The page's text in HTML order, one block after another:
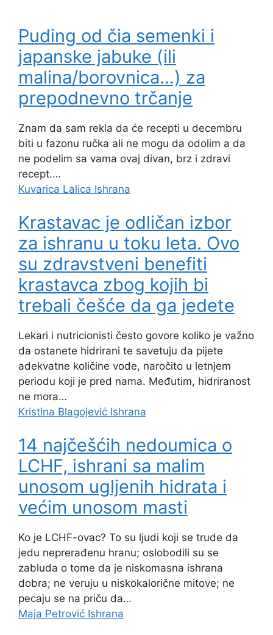
Puding od čia semenki i
japanske jabuke (ili
malina/borovnica…) za
prepodnevno trčanje
Znam da sam rekla da će recepti u decembru
biti u fazonu ručka ali ne mogu da odolim a da
ne podelim sa vama ovaj divan, brz i zdravi
recept.…
Kuvarica Lalica Ishrana
Krastavac je odličan izbor
za ishranu u toku leta. Ovo
su zdravstveni benefiti
krastavca zbog kojih bi
trebali češće da ga jedete
Lekari i nutricionisti često govore koliko je važno
da ostanete hidrirani te savetuju da pijete
adekvatne količine vode, naročito u letnjem
periodu koji je pred nama. Međutim, hidriranost
ne mora…
Kristina Blagojević Ishrana
14 najčešćih nedoumica o
LCHF, ishrani sa malim
unosom ugljenih hidrata i
većim unosom masti
Ko je LCHF-ovac? To su ljudi koji se trude da
jedu neprerađenu hranu; oslobodili su se
zabluda o tome da je niskomasna ishrana
dobra; ne veruju u niskokalorične mitove; ne
pecaju se na priču da…
Maja Petrović Ishrana